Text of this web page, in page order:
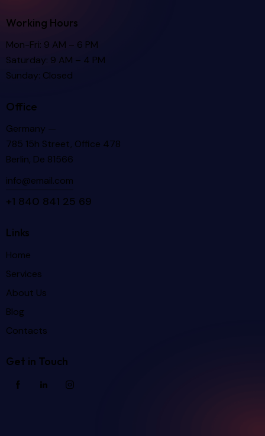
Working Hours
Mon-Fri: 9 AM – 6 PM
Saturday: 9 AM – 4 PM
Sunday: Closed
Office
Germany —
785 15h Street, Office 478
Berlin, De 81566
info@email.com
+1 840 841 25 69
Links
Home
Services
About Us
Blog
Contacts
Get in Touch